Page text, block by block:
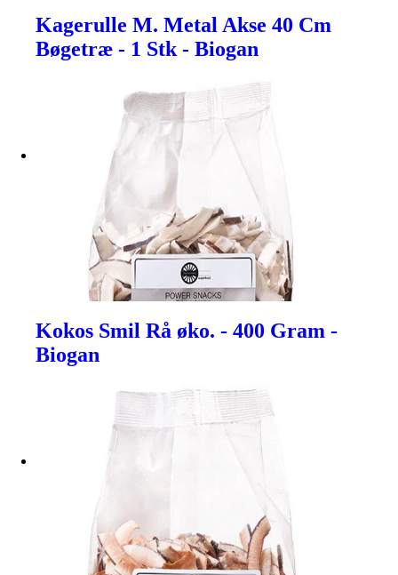
Kagerulle M. Metal Akse 40 Cm
Bøgetræ - 1 Stk - Biogan
Kokos Smil Rå øko. - 400 Gram -
Biogan